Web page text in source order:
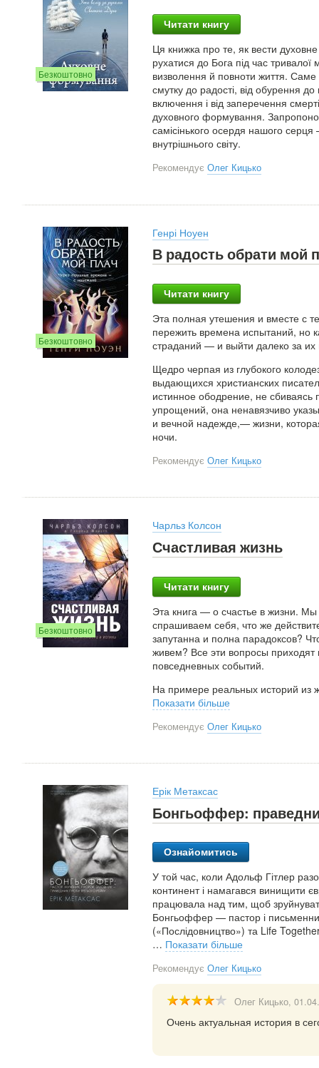
Безкоштовно
Читати книгу
Ця книжка про те, як вести
рухатися до Бога під час
визволення й повноти життя. Саме
смутку до радості, від обурення
включення і від заперечення
духовного формування.
самісінького осердя нашого
внутрішнього світу.
Рекомендує Олег Кицько
Безкоштовно
Генрі Ноуен
В радость обрати мой
Читати книгу
Эта полная утешения и вместе с
пережить времена испытаний, но
страданий — и выйти далеко за
Щедро черпая из глубокого
выдающихся христианских
истинное ободрение, не сбиваясь
упрощений, она ненавязчиво
и вечной надежде,— жизни,
ночи.
Рекомендує Олег Кицько
Безкоштовно
Чарльз Колсон
Счастливая жизнь
Читати книгу
Эта книга — о счастье в жизни.
спрашиваем себя, что же
запутанна и полна парадоксов?
живем? Все эти вопросы
повседневных событий.
На примере реальных историй
Показати більше
Рекомендує Олег Кицько
Ерік Метаксас
Бонгьоффер:
Ознайомитись
У той час, коли Адольф Гітлер
континент і намагався винищити
працювала над тим, щоб
Бонгьоффер — пастор і
(«Послідовництво») та Life
… Показати більше
Рекомендує Олег Кицько
Олег Кицько,
Очень актуальная история в